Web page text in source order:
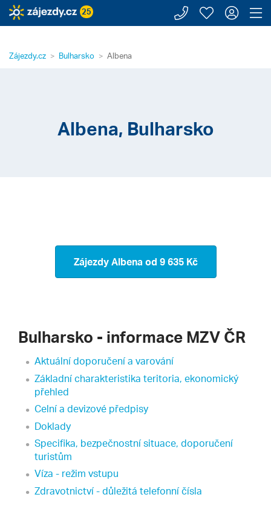
25 Zavolejte
Moje
Zájezdy.cz Bulharsko Albena
Albena, Bulharsko
Zájezdy Albena od 9 635 Kč
Bulharsko - informace MZV ČR
Aktuální doporučení a varování
Základní charakteristika teritoria, ekonomický
přehled
Celní a devizové předpisy
Doklady
Specifika, bezpečnostní situace, doporučení
turistům
Víza - režim vstupu
Zdravotnictví - důležitá telefonní čísla